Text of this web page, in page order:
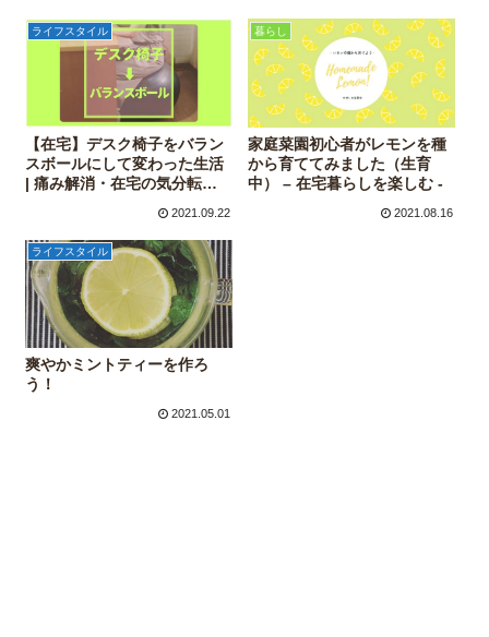
ライフスタイル
【在宅】デスク椅子をバラン
スボールにして変わった生活
| 痛み解消・在宅の気分転換
2021.09.22
暮らし
家庭菜園初心者がレモンを種
から育ててみました（生育
中） – 在宅暮らしを楽しむ ‐
2021.08.16
ライフスタイル
爽やかミントティーを作ろ
う！
2021.05.01